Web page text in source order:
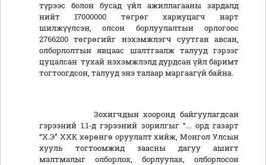
түрээс болон бусад үйл ажиллагааны зардалд
нийт 17000000 төгрөг хариуцагч нарт
шилжүүлсэн, олсон борлуулалтын орлогоос
2766200 төгрөгийг нэхэмжлэгч суутган авсан,
олборлолтын явцаас шалтгаалж талууд гэрээг
цуцалсан тухай нэхэмжлэлд дурдсан үйл баримт
тогтоогдсон, талууд энэ талаар маргаагүй байна.
Зохигчдын хооронд байгуулагдсан
гэрээний 1.1-д гэрээний зорилгыг “... орд газарт
“Х.Э” ХХК хөрөнгө оруулалт хийж, Монгол Улсын
хууль тогтоомжид заасны дагуу ашигт
малтмалыг олборлох, борлуулах, олборлосон